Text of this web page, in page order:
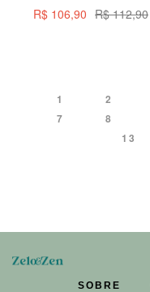
Oxford Duna 20cm
R$112,90
R$ 106,90
1 2
7
8
13
SOBRE